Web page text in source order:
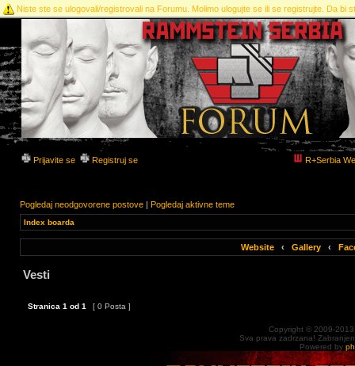
Niste ste se ulogovali/registrovali na Forumu. Molimo ulogujte se ili se registrujte. Da bi
Prijavite se Registruj se R+Serbia
Pogledaj neodgovorene postove | Pogledaj aktivne teme
Index boarda
Website ‹ Gallery ‹
Vesti
Stranica 1 od 1 [ 0 Posta ]
Copyright © 2009-
Sva prava zadrzana!
Powered by